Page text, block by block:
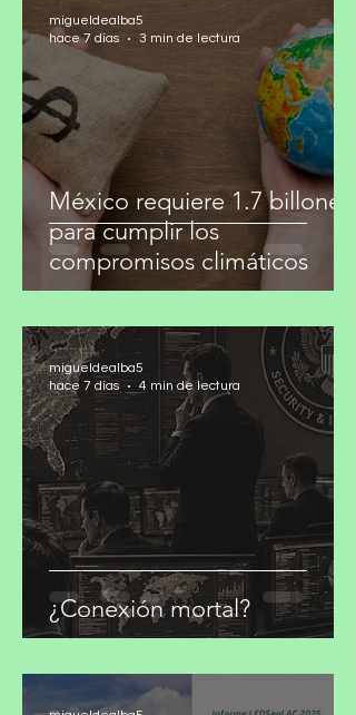
México requiere 1.7 billones
para cumplir los
compromisos climáticos
migueldealba5
hace 7 días
3 min de lectura
¿Conexión mortal?
migueldealba5
hace 7 días
4 min de lectura